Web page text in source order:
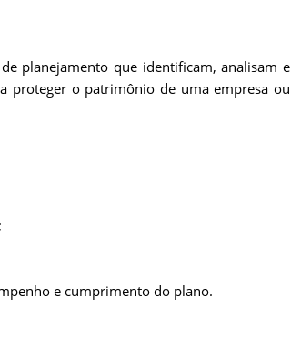
planejamento que identificam, analisam e
proteger o patrimônio de uma empresa ou
e cumprimento do plano.